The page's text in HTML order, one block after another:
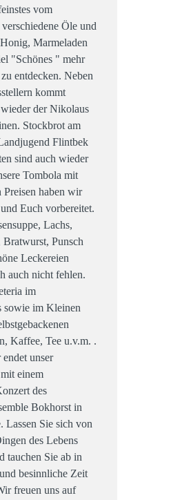
vom
Öle und
Marmeladen
"Schönes " mehr
entdecken. Neben
kommt
der Nikolaus
Stockbrot am
Flintbek
sind auch wieder
Tombola mit
Preisen haben wir
Euch vorbereitet.
Lachs,
Punsch
Leckereien
auch nicht fehlen.
im
sowie im Kleinen
Kaffee, Tee u.v.m. .
unser
einem
des
Bokhorst in
Lassen Sie sich von
des Lebens
tauchen Sie ab in
besinnliche Zeit
freuen uns auf